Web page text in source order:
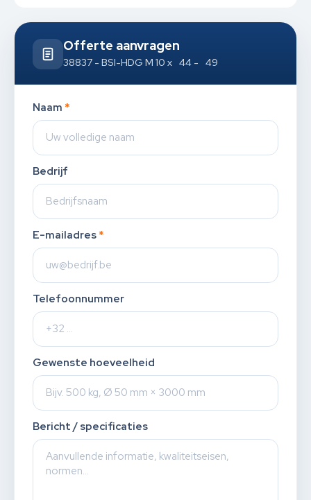
Offerte aanvragen
38837 - BSI-HDG M 10 x 44 - 49
Naam *
Bedrijf
E-mailadres *
Telefoonnummer
Gewenste hoeveelheid
Bericht / specificaties